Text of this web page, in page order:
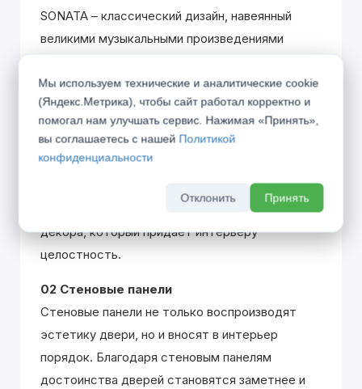
SONATA – классический дизайн, навеянный
великими музыкальными произведениями
похож на распределение партий в оркестре,
где только гармоничное звучание всех
участников создаёт единую законченную
эстетику.
Плинтус является полноценным элементом
декора, который придаёт интерьеру
целостность.
02 Стеновые панели
Стеновые панели не только воспроизводят
эстетику двери, но и вносят в интерьер
порядок. Благодаря стеновым панелям
достоинства дверей становятся заметнее и
Мы используем технические и аналитические cookie
(Яндекс.Метрика), чтобы сайт работал корректно и
помогал нам улучшать сервис. Нажимая «Принять»,
вы соглашаетесь с нашей Политикой
конфиденциальности
Отклонить Принять